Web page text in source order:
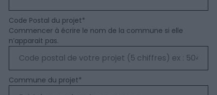
Code Postal du projet*
Commencer à écrire le nom de la commune si elle
n’apparait pas.
Commune du projet*